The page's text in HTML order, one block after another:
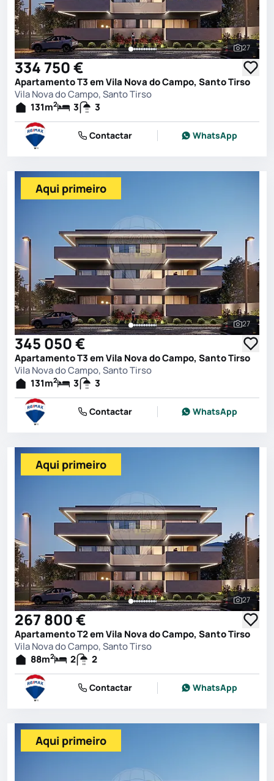
Ver
27
334 750 €
Apartamento T3 em Vila Nova do Campo, Santo Tirso
Vila Nova do Campo, Santo Tirso
131m2 3 3
Contactar WhatsApp
Ver
27
Aqui primeiro
345 050 €
Apartamento T3 em Vila Nova do Campo, Santo Tirso
Vila Nova do Campo, Santo Tirso
131m2 3 3
Contactar WhatsApp
Ver
27
Aqui primeiro
267 800 €
Apartamento T2 em Vila Nova do Campo, Santo Tirso
Vila Nova do Campo, Santo Tirso
88m2 2 2
Contactar WhatsApp
Aqui primeiro